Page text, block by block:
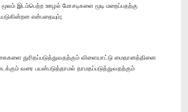
இடம்பெற்ற ஊழல் மோசடிகளை மூடி மறைப்பதற்கு
என்பதையும்;
துரிதப்படுத்துவதற்கும் விளையாட்டு மைதானத்தினை
வரை பயன்படுத்தாமல் தாமதப்படுத்துவதற்கும்